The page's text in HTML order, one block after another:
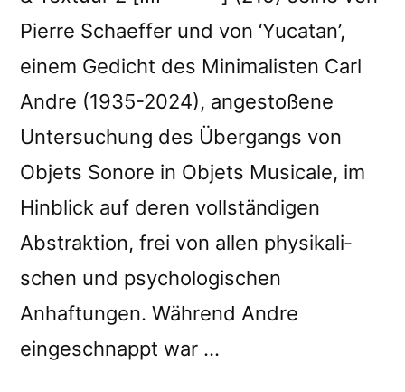
Pierre Schaeffer und von ‘Yucatan’,
einem Gedicht des Minimalisten Carl
Andre (1935-2024), angestoßene
Untersuchung des Übergangs von
Objets Sonore in Ob­jets Musicale, im
Hinblick auf deren vollständigen
Abstraktion, frei von allen physikali­
schen und psychologischen
Anhaftungen. Während Andre
eingeschnappt war …